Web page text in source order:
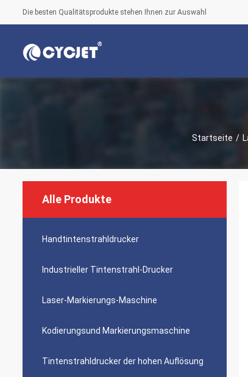
Die besten Qualitätsprodukte stehen Ihnen zur Auswahl
Startseite /
Alle Produkte
Handtintenstrahldrucker
Industrieller Tintenstrahl-Drucker
Laser-Markierungs-Maschine
Kodierungsund Markierungsmaschine
Tintenstrahldrucker der hohen Auflösung